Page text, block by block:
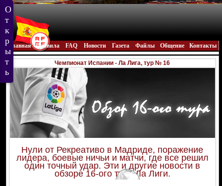
Главная Правила FAQ Новости Газета Файлы Общение Контакты
Чемпионат Испании - Ла Лига, тур № 16
Нули от Рекреативо в Мадриде, поражение
лидера, боевые ничьи и матчи, где все решил
один точный удар. Эти и другие новости в
обзоре 16-ого тура Ла Лиги.